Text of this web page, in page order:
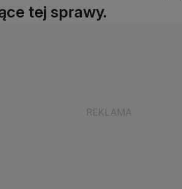
tej sprawy.